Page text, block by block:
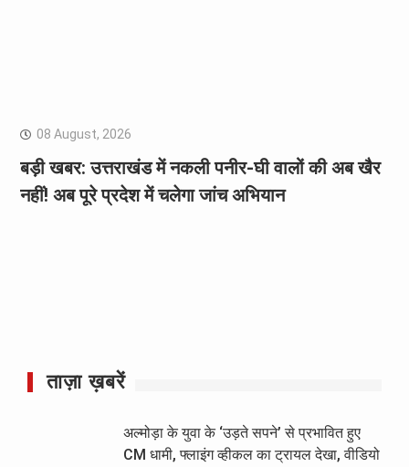
08 August, 2026
बड़ी खबर: उत्तराखंड में नकली पनीर-घी वालों की अब खैर
नहीं! अब पूरे प्रदेश में चलेगा जांच अभियान
ताज़ा ख़बरें
अल्मोड़ा के युवा के ‘उड़ते सपने’ से प्रभावित हुए
CM धामी, फ्लाइंग व्हीकल का ट्रायल देखा, वीडियो